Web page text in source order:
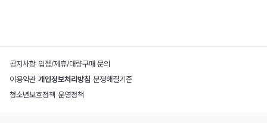
공지사항 입점/제휴/대량구매 문의
이용약관 개인정보처리방침 분쟁해결기준
청소년보호정책 운영정책